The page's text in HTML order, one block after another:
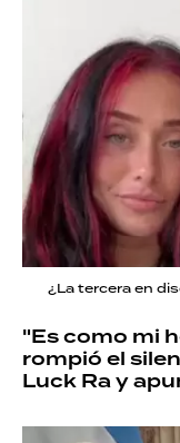
¿La tercera en
"Es como mi
rompió el
Luck Ra y